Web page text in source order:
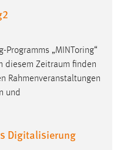
Programms „MINToring“
diesem Zeitraum finden
Rahmenveranstaltungen
und
Digitalisierung